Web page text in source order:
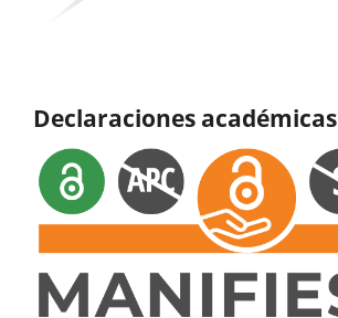
Declaraciones académicas